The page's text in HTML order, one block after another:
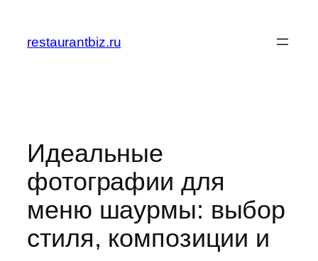
содержимому
restaurantbiz.ru
Идеальные
фотографии для
меню шаурмы: выбор
стиля, композиции и